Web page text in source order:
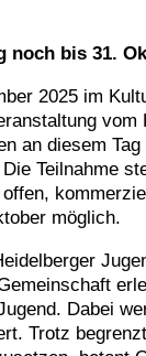
noch bis 31.
2025 im
vom
an diesem
Teilnahme
möglich.
Dabei
Trotz